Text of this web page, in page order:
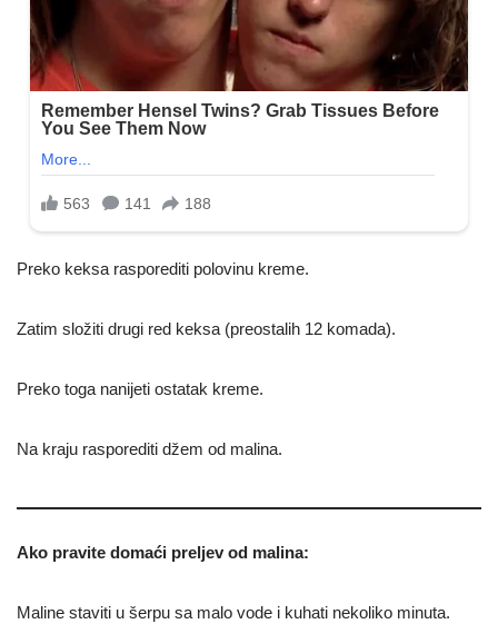
Preko keksa rasporediti polovinu kreme.
Zatim složiti drugi red keksa (preostalih 12 komada).
Preko toga nanijeti ostatak kreme.
Na kraju rasporediti džem od malina.
Ako pravite domaći preljev od malina:
Maline staviti u šerpu sa malo vode i kuhati nekoliko minuta.